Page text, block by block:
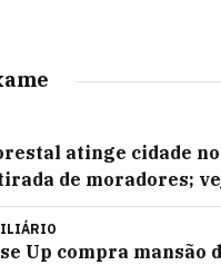
atinge cidade no
de moradores;
Up compra mansão